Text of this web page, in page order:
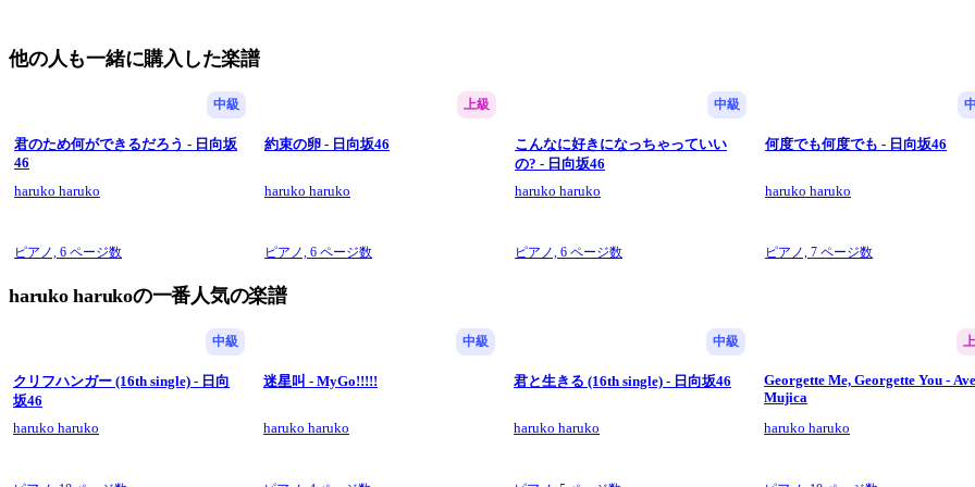
他の人も一緒に購入した楽譜
中級
君のため何ができるだろう - 日向坂
46
haruko haruko
ピアノ, 6 ページ数
上級
約束の卵 - 日向坂46
haruko haruko
ピアノ,6 ページ数
中級
こんなに好きになっちゃっていい
の? - 日向坂46
haruko haruko
ピアノ,6 ページ数
何度でも何度でも - 日向坂46
haruko haruko
ピアノ,7 ページ数
haruko harukoの一番人気の楽譜
中級
クリフハンガー (16th single) - 日向
坂46
haruko haruko
中級
迷星叫 - MyGo!!!!!
haruko haruko
中級
君と生きる (16th single) - 日向坂46
haruko haruko
Georgette Me, Georgette You - Ave
Mujica
haruko haruko